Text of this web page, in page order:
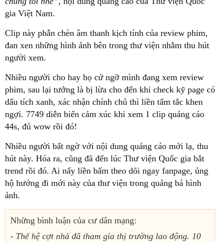
gia Việt Nam.
Clip này phẫn chèn âm thanh kịch tính của review phim,
đan xen những hình ảnh bên trong thư viện nhằm thu hút
người xem.
Nhiều người cho hay họ cứ ngỡ mình đang xem review
phim, sau lại tưởng là bị lừa cho đến khi check kỹ page có
dấu tích xanh, xác nhận chính chủ thì liền tấm tắc khen
ngợi. 7749 diễn biến cảm xúc khi xem 1 clip quảng cáo
44s, đủ wow rồi đó!
Nhiều người bất ngờ với nội dung quảng cáo mới lạ, thu
hút này. Hóa ra, cũng đã đến lúc Thư viện Quốc gia bắt
trend rồi đó. Ai nấy liền bấm theo dõi ngay fanpage, ủng
hộ hướng đi mới này của thư viện trong quảng bá hình
ảnh.
Những bình luận của cư dân mạng:
- Thế hệ cợt nhả đã tham gia thị trường lao động. 10